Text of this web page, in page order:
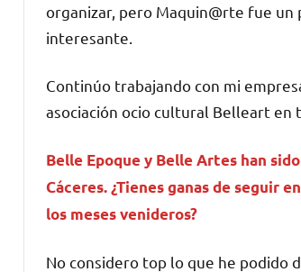
organizar, pero Maquin@rte fue un
interesante.
Continúo trabajando con mi
asociación ocio cultural Belleart en
Belle Epoque y Belle Artes han
Cáceres. ¿Tienes ganas de seguir
los meses venideros?
No considero top lo que he podido